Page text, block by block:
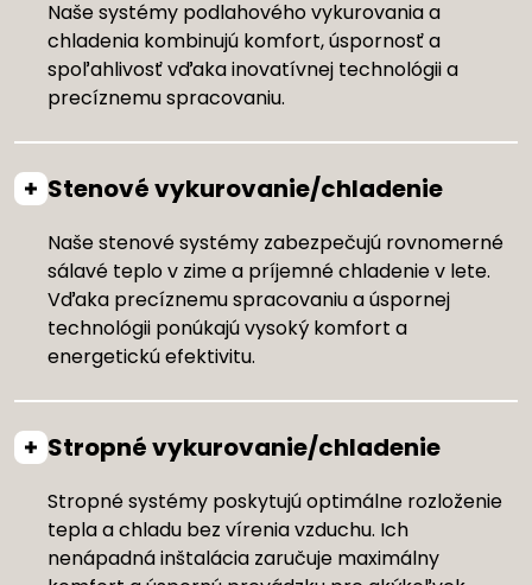
Naše systémy podlahového vykurovania a
chladenia kombinujú komfort, úspornosť a
spoľahlivosť vďaka inovatívnej technológii a
precíznemu spracovaniu.
Stenové vykurovanie/chladenie
Naše stenové systémy zabezpečujú rovnomerné
sálavé teplo v zime a príjemné chladenie v lete.
Vďaka precíznemu spracovaniu a úspornej
technológii ponúkajú vysoký komfort a
energetickú efektivitu.
Stropné vykurovanie/chladenie
Stropné systémy poskytujú optimálne rozloženie
tepla a chladu bez vírenia vzduchu. Ich
nenápadná inštalácia zaručuje maximálny